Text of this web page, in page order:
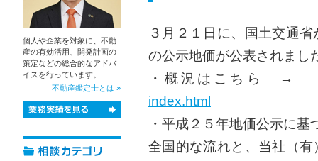
３月２１日に、国土交通
の公示地価が公表されまし
・概況はこちら →
index.html
・平成２５年地価公示に基
全国的な流れと、当社（
個人や企業を対象に、不動
産の有効活用、開発計画の
策定などの総合的なアドバ
イスを行っています。
不動産鑑定士とは »